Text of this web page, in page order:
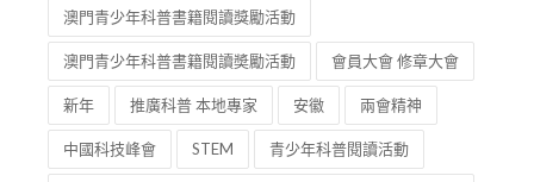
澳門青少年科普書籍閱讀獎勵活動
澳門青少年科普書籍閱讀奬勵活動 會員大會 修章大會
新年 推廣科普 本地專家 安徽 兩會精神
中國科技峰會 STEM 青少年科普閱讀活動